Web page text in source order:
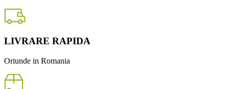
LIVRARE RAPIDA
Oriunde in Romania